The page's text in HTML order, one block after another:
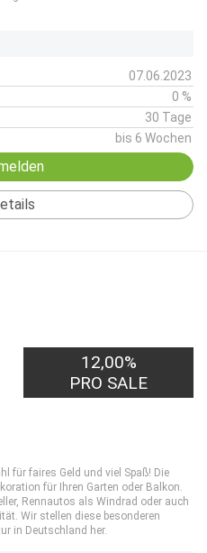
07.06.2023
0 %
30 Tage
bis 6 Wochen
12,00%
PRO SALE
für faires Geld und viel Spaß! Die
für Ihren Garten oder Balkon.
Rennautos als Windrad oder auch
Wir stellen diese besonderen
in Deutschland her.